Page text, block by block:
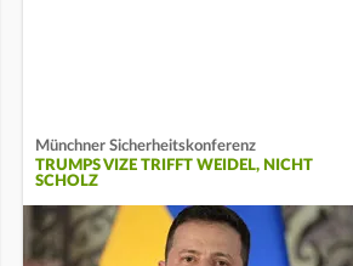
Münchner Sicherheitskonferenz
TRUMPS VIZE TRIFFT WEIDEL, NICHT
SCHOLZ